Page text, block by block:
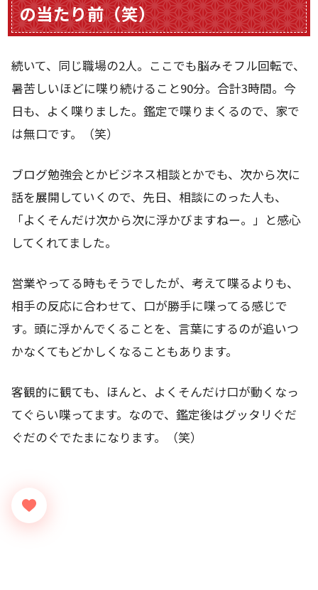
の当たり前（笑）
続いて、同じ職場の2人。ここでも脳みそフル回転で、
暑苦しいほどに喋り続けること90分。合計3時間。今
日も、よく喋りました。鑑定で喋りまくるので、家で
は無口です。（笑）
ブログ勉強会とかビジネス相談とかでも、次から次に
話を展開していくので、先日、相談にのった人も、
「よくそんだけ次から次に浮かびますねー。」と感心
してくれてました。
営業やってる時もそうでしたが、考えて喋るよりも、
相手の反応に合わせて、口が勝手に喋ってる感じで
す。頭に浮かんでくることを、言葉にするのが追いつ
かなくてもどかしくなることもあります。
客観的に観ても、ほんと、よくそんだけ口が動くなっ
てぐらい喋ってます。なので、鑑定後はグッタリぐだ
ぐだのぐでたまになります。（笑）